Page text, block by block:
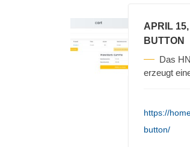
APRIL
BUTTON
Das
erzeugt
https://
button/